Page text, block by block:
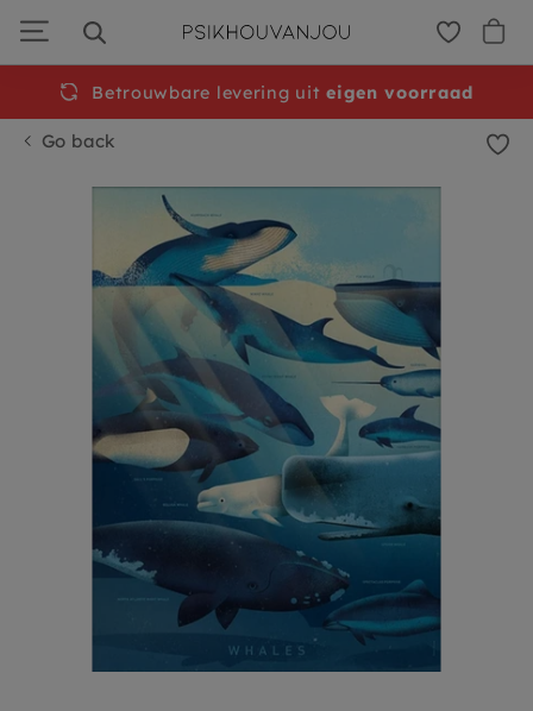
navigation
Go back
Betrouwbare levering uiteigen voorraad